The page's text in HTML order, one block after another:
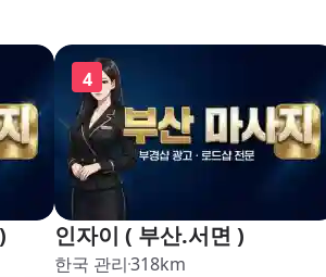
4
인자이 ( 부산.서면 )
한국 관리318km